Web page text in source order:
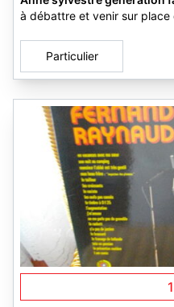
à débattre et venir sur place
Particulier